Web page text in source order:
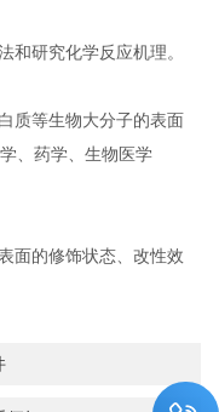
研究化学反应机理。
等生物大分子的表面
、药学、生物医学
的修饰状态、改性效